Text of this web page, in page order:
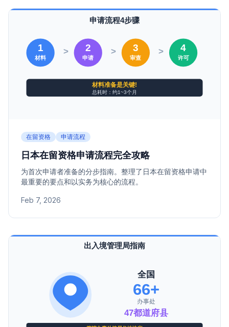
在留资格 申请流程
日本在留资格申请流程完全攻略
为首次申请者准备的分步指南。整理了日本在留资格申请中
最重要的要点和以实务为核心的流程。
Feb 7, 2026